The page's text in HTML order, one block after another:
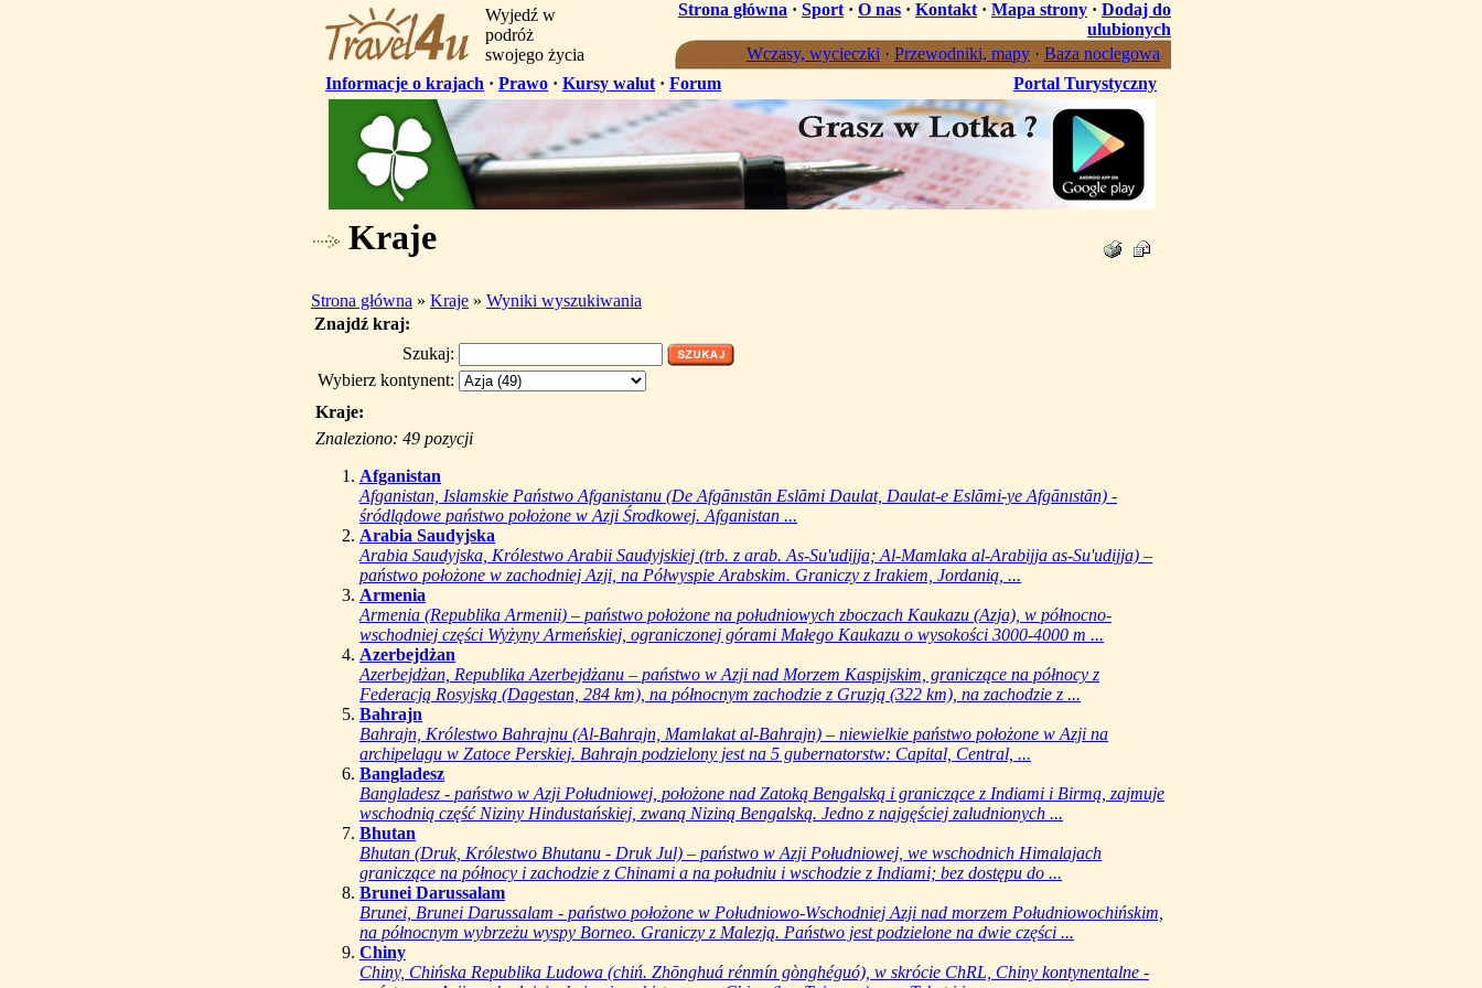
Wyjedź w
podróż
swojego życia
Strona główna · Sport · O nas · Kontakt · Mapa strony · Dodaj do
ulubionych
Wczasy, wycieczki · Przewodniki, mapy · Baza noclegowa
Informacje o krajach · Prawo · Kursy walut · Forum Portal Turystyczny
Kraje
Strona główna » Kraje » Wyniki wyszukiwania
Znajdź kraj:
Szukaj:
Wybierz kontynent:
Kraje:
Znaleziono: 49 pozycji
Afganistan
Afganistan, Islamskie Państwo Afganistanu (De Afgānıstān Eslāmi Daulat, Daulat-e Eslāmi-ye Afgānıstān) -
śródlądowe państwo położone w Azji Środkowej. Afganistan ...
Arabia Saudyjska
Arabia Saudyjska, Królestwo Arabii Saudyjskiej (trb. z arab. As-Su'udijja; Al-Mamlaka al-Arabijja as-Su'udijja) –
państwo położone w zachodniej Azji, na Półwyspie Arabskim. Graniczy z Irakiem, Jordanią, ...
Armenia
Armenia (Republika Armenii) – państwo położone na południowych zboczach Kaukazu (Azja), w północno-
wschodniej części Wyżyny Armeńskiej, ograniczonej górami Małego Kaukazu o wysokości 3000-4000 m ...
Azerbejdżan
Azerbejdżan, Republika Azerbejdżanu – państwo w Azji nad Morzem Kaspijskim, graniczące na północy z
Federacją Rosyjską (Dagestan, 284 km), na północnym zachodzie z Gruzją (322 km), na zachodzie z ...
Bahrajn
Bahrajn, Królestwo Bahrajnu (Al-Bahrajn, Mamlakat al-Bahrajn) – niewielkie państwo położone w Azji na
archipelagu w Zatoce Perskiej. Bahrajn podzielony jest na 5 gubernatorstw: Capital, Central, ...
Bangladesz
Bangladesz - państwo w Azji Południowej, położone nad Zatoką Bengalską i graniczące z Indiami i Birmą, zajmuje
wschodnią część Niziny Hindustańskiej, zwaną Niziną Bengalską. Jedno z najgęściej zaludnionych ...
Bhutan
Bhutan (Druk, Królestwo Bhutanu - Druk Jul) – państwo w Azji Południowej, we wschodnich Himalajach
graniczące na północy i zachodzie z Chinami a na południu i wschodzie z Indiami; bez dostępu do ...
Brunei Darussalam
Brunei, Brunei Darussalam - państwo położone w Południowo-Wschodniej Azji nad morzem Południowochińskim,
na północnym wybrzeżu wyspy Borneo. Graniczy z Malezją. Państwo jest podzielone na dwie części ...
Chiny
Chiny, Chińska Republika Ludowa (chiń. Zhōnghuá rénmín gònghéguó), w skrócie ChRL, Chiny kontynentalne -